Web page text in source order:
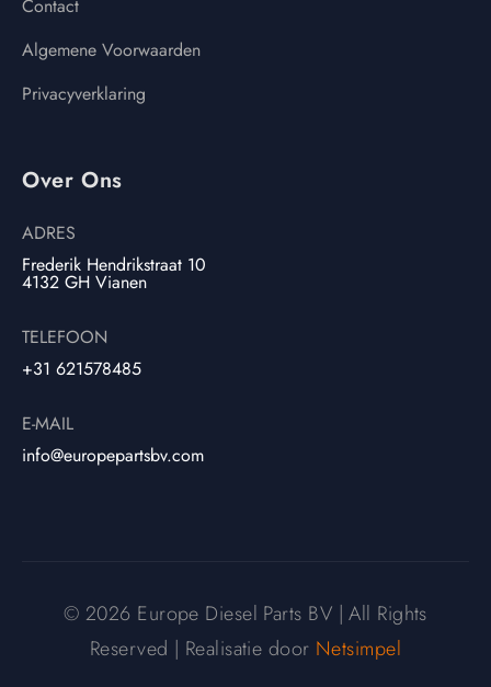
Contact
Algemene Voorwaarden
Privacyverklaring
Over Ons
ADRES
Frederik Hendrikstraat 10
4132 GH Vianen
TELEFOON
+31 621578485
E-MAIL
info@europepartsbv.com
© 2026 Europe Diesel Parts BV | All Rights
Reserved | Realisatie door Netsimpel